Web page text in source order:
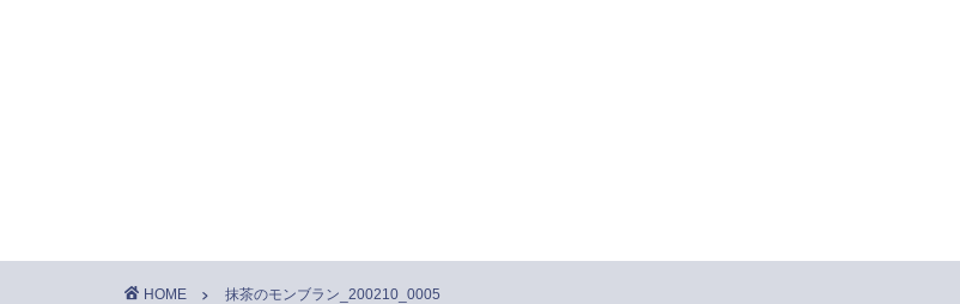
HOME 抹茶のモンブラン_200210_0005